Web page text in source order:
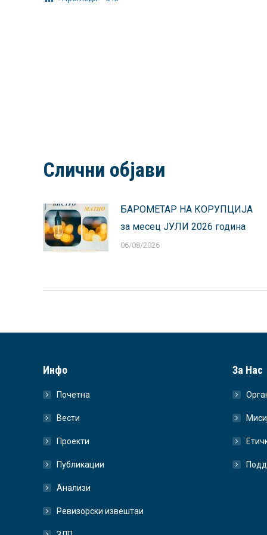
Слични објави
БАРОМЕТАР НА КОРУПЦИЈА
за месец ЈУЛИ 2026 година
06/08/2026
Инфо
Почетна
Вести
Проекти
Публикации
Анализи
Ревизорски извештаи
За Нас